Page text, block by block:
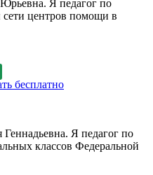
Я педагог по
центров помощи в
бесплатно
Я педагог по
классов Федеральной